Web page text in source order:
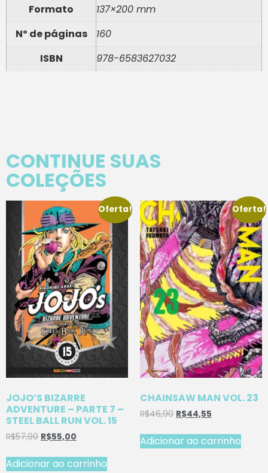
Formato
137×200 mm
Nº de páginas
160
ISBN
978-6583627032
CONTINUE SUAS
COLEÇÕES
Oferta!
JOJO’S BIZARRE
ADVENTURE – PARTE 7 –
STEEL BALL RUN VOL. 15
R$57,90 R$55,00
Adicionar ao carrinho
Oferta!
CHAINSAW MAN VOL. 23
R$46,90 R$44,55
Adicionar ao carrinho